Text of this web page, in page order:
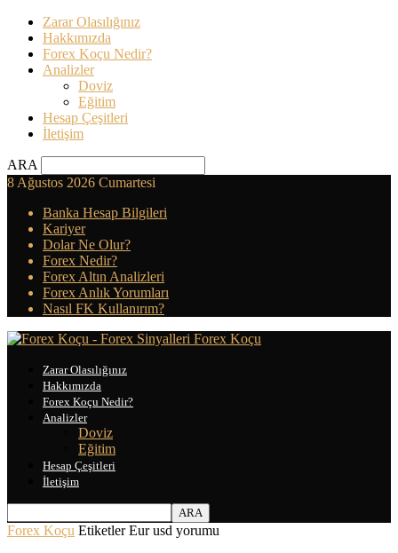
Zarar Olasılığınız
Hakkımızda
Forex Koçu Nedir?
Analizler
Doviz
Eğitim
Hesap Çeşitleri
İletişim
ARA
8 Ağustos 2026 Cumartesi
Banka Hesap Bilgileri
Kariyer
Dolar Ne Olur?
Forex Nedir?
Forex Altın Analizleri
Forex Anlık Yorumları
Nasıl FK Kullanırım?
Forex Koçu
Zarar Olasılığınız
Hakkımızda
Forex Koçu Nedir?
Analizler
Doviz
Eğitim
Hesap Çeşitleri
İletişim
Forex Koçu Etiketler Eur usd yorumu